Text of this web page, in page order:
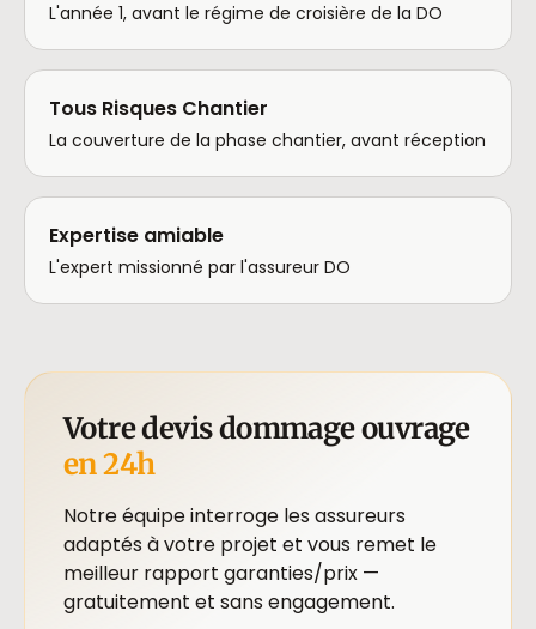
L'année 1, avant le régime de croisière de la DO
Tous Risques Chantier
La couverture de la phase chantier, avant réception
Expertise amiable
L'expert missionné par l'assureur DO
Votre devis dommage ouvrage
en 24h
Notre équipe interroge les assureurs
adaptés à votre projet et vous remet le
meilleur rapport garanties/prix —
gratuitement et sans engagement.